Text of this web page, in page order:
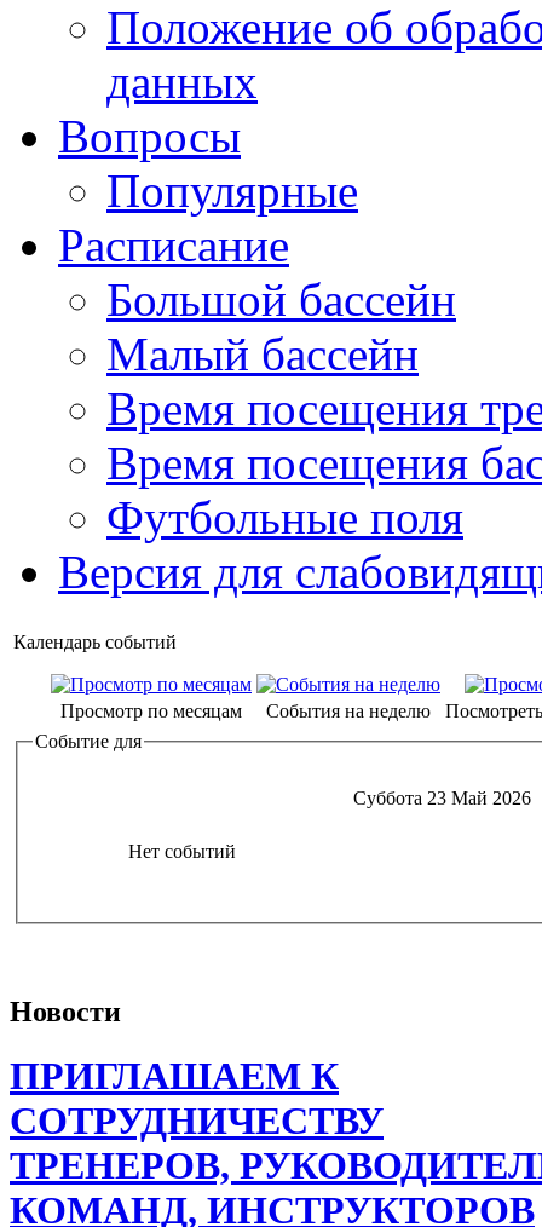
Положение об
данных
Вопросы
Популярные
Расписание
Большой бассейн
Малый бассейн
Время посещения
Время посещения
Футбольные поля
Версия для
Календарь событий
Просмотр по месяцам События на неделю
Событие для
Суббота 23 Май 2026
Нет событий
Новости
ПРИГЛАШАЕМ К
СОТРУДНИЧЕСТВУ
ТРЕНЕРОВ,
КОМАНД, ИНСТРУКТОРОВ